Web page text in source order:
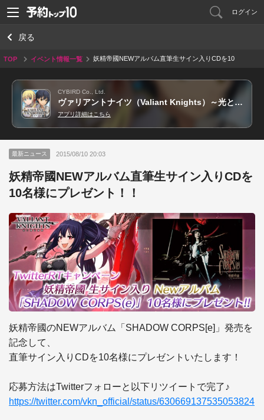
ログイン
戻る
TOP イベント情報一覧
妖精帝國NEWアルバム直筆生サイン入りCDを10
CYBIRD Co., Ltd.
ヴァリアントナイツ（Valiant Knights）～光と闇の覚醒～
アプリ詳細はこちら
最新ニュース 2015/08/10 20:03
妖精帝國NEWアルバム直筆生サイン入りCDを
10名様にプレゼント！！
妖精帝國のNEWアルバム「SHADOW CORPS[e]」発売を
記念して、
直筆サイン入りCDを10名様にプレゼントいたします！
https://twitter.com/vkn_official/status/630669137535053824